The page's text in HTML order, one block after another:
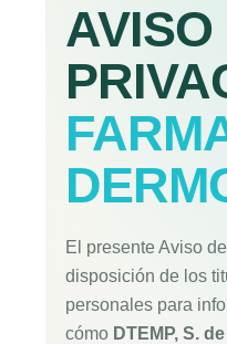
AVISO
El presente Aviso
disposición de los
personales para
cómo DTEMP, S.